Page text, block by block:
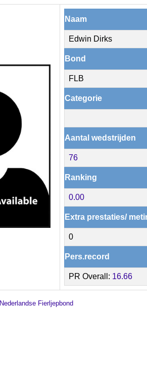
Naam
Edwin Dirks
Bond
FLB
Categorie
Aantal wedstrijden
76
Ranking
0.00
Extra prestaties/
0
Pers.record
PR Overall: 16.66
Nederlandse Fierljepbond